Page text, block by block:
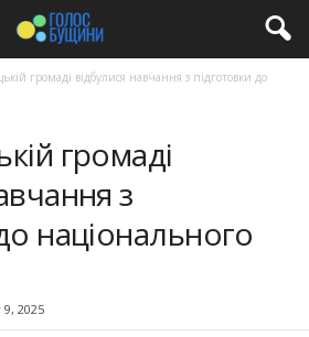
громаді відбулися навчання з підготовки до
громаді
з
національного
9, 2025